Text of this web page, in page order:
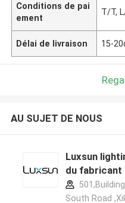
Conditions de pai
ement
T/T,
Délai de livraison 15-
AU SUJET DE NOUS
Luxsun
du fabricant
South Road